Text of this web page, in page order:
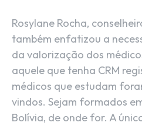
Rosylane Rocha,
também enfatizou a
da valorização dos
aquele que tenha CRM
médicos que estudam
vindos. Sejam formados
Bolívia, de onde for. A